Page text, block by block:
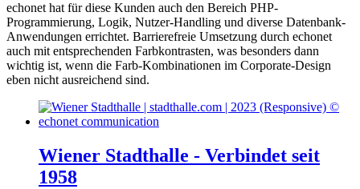
echonet hat für diese Kunden auch den Bereich PHP-
Programmierung, Logik, Nutzer-Handling und diverse Datenbank-
Anwendungen errichtet. Barrierefreie Umsetzung durch echonet
auch mit entsprechenden Farbkontrasten, was besonders dann
wichtig ist, wenn die Farb-Kombinationen im Corporate-Design
eben nicht ausreichend sind.
Wiener Stadthalle - Verbindet seit
1958